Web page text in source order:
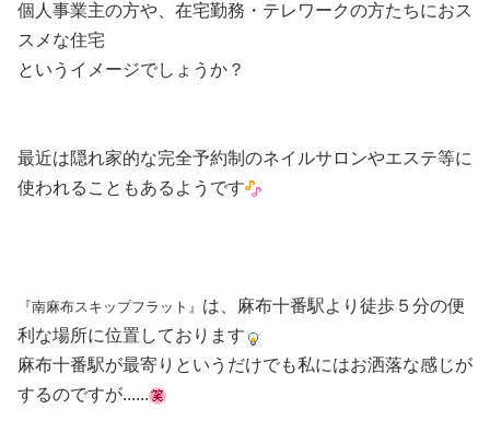
個人事業主の方や、在宅勤務・テレワークの方たちにおス
スメな住宅
というイメージでしょうか？
最近は隠れ家的な完全予約制のネイルサロンやエステ等に
使われることもあるようです
『南麻布スキップフラット』 は、麻布十番駅より徒歩５分の便
利な場所に位置しております
麻布十番駅が最寄りというだけでも私にはお洒落な感じが
するのですが......